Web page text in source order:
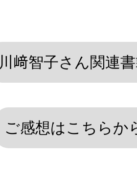
川﨑智子さん関連
ご感想はこちらか